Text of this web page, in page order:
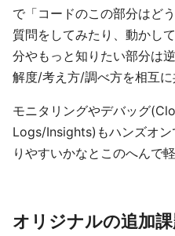
で「コードのこの部分はど
質問をしてみたり、動かし
分やもっと知りたい部分は
解度/考え方/調べ方を相互に
モニタリングやデバッグ
Logs/Insights)もハンズオ
りやすいかなとこのへんで
オリジナルの追加